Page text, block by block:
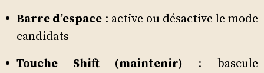
Barre d’espace : active ou désactive le mode
candidats
Touche Shift (maintenir) : bascule